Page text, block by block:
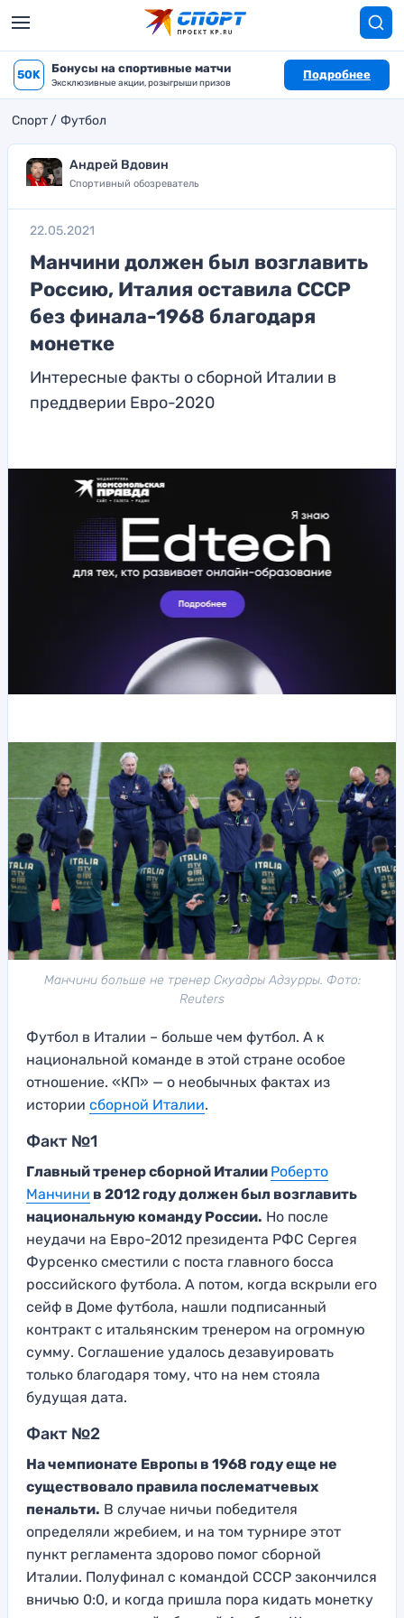
50K Бонусы на спортивные матчи
Эксклюзивные акции, розыгрыши призов
Подробнее
Спорт Футбол
Андрей Вдовин
Спортивный обозреватель
22.05.2021
Манчини должен был возглавить
Россию, Италия оставила СССР
без финала-1968 благодаря
монетке
Интересные факты о сборной Италии в
преддверии Евро-2020
Манчини больше не тренер Скуадры Адзурры. Фото:
Reuters
Футбол в Италии – больше чем футбол. А к
национальной команде в этой стране особое
отношение. «КП» — о необычных фактах из
истории сборной Италии.
Факт №1
Главный тренер сборной Италии Роберто
Манчини в 2012 году должен был возглавить
национальную команду России. Но после
неудачи на Евро-2012 президента РФС Сергея
Фурсенко сместили с поста главного босса
российского футбола. А потом, когда вскрыли его
сейф в Доме футбола, нашли подписанный
контракт с итальянским тренером на огромную
сумму. Соглашение удалось дезавуировать
только благодаря тому, что на нем стояла
будущая дата.
Факт №2
На чемпионате Европы в 1968 году еще не
существовало правила послематчевых
пенальти. В случае ничьи победителя
определяли жребием, и на том турнире этот
пункт регламента здорово помог сборной
Италии. Полуфинал с командой СССР закончился
вничью 0:0, и когда пришла пора кидать монетку